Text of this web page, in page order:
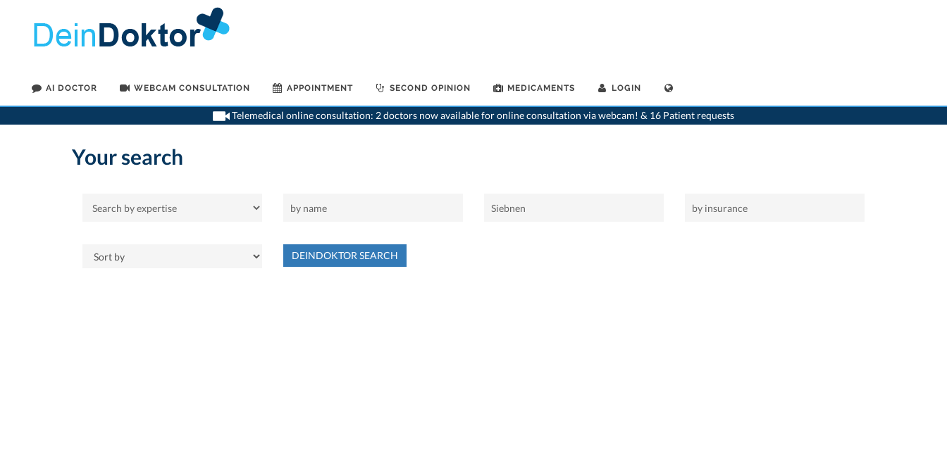
AI DOCTOR WEBCAM CONSULTATION APPOINTMENT SECOND OPINION MEDICAMENTS LOGIN
Telemedical online consultation: 2 doctors now available for online consultation via webcam! & 16 Patient requests
>Home>Siebnen
Your search
DEINDOKTOR SEARCH